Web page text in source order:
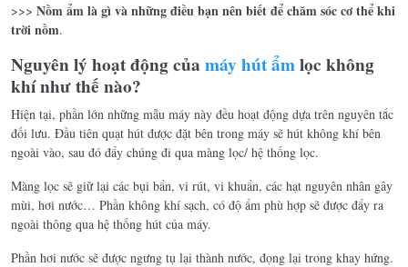
>>> Nồm ẩm là gì và những điều bạn nên biết để chăm sóc cơ thể khi
trời nồm.
Nguyên lý hoạt động của máy hút ẩmlọc không
khí như thế nào?
Hiện tại, phần lớn những mẫu máy này đều hoạt động dựa trên nguyên tắc
đối lưu. Đầu tiên quạt hút được đặt bên trong máy sẽ hút không khí bên
ngoài vào, sau đó đẩy chúng đi qua màng lọc/ hệ thống lọc.
Màng lọc sẽ giữ lại các bụi bẩn, vi rút, vi khuẩn, các hạt nguyên nhân gây
mùi, hơi nước… Phần không khí sạch, có độ ẩm phù hợp sẽ được đẩy ra
ngoài thông qua hệ thống hút của máy.
Phần hơi nước sẽ được ngưng tụ lại thành nước, đọng lại trong khay hứng.